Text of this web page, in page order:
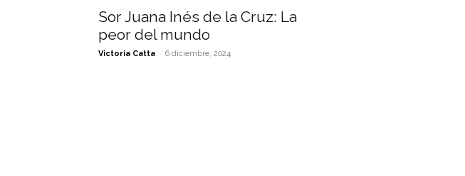
Sor Juana Inés de la Cruz: La
peor del mundo
Victoria Catta - 6 diciembre, 2024